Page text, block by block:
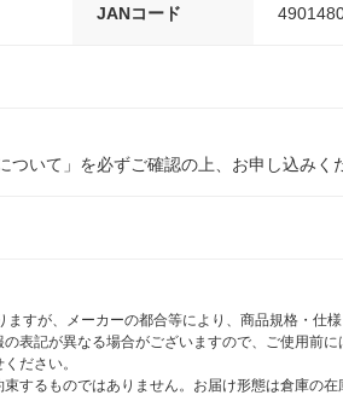
JANコード
ついて」を必ずご確認の上、お申し込みく
すが、メーカーの都合等により、商品規格・仕
表記が異なる場合がございますので、ご使用前
ださい。
するものではありません。お届け形態は倉庫の